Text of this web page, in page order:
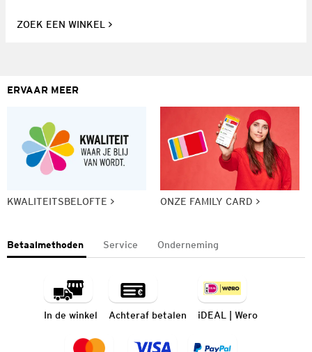
ZOEK EEN WINKEL
ERVAAR MEER
KWALITEITSBELOFTE ONZE FAMILY CARD
Betaalmethoden Service Onderneming
In de winkel Achteraf betalen iDEAL | Wero